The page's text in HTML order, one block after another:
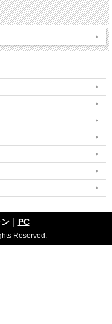
｜ PC
Reserved.